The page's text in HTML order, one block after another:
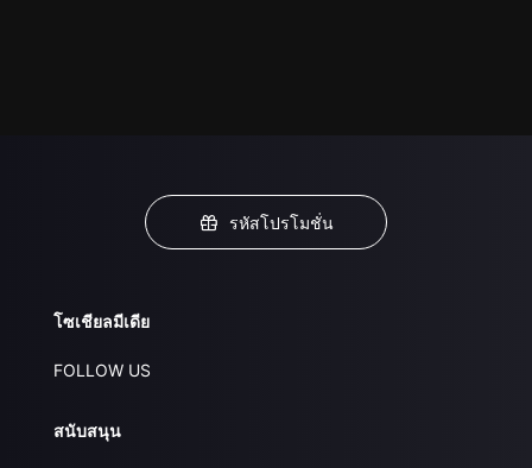
รหัสโปรโมชั่น
โซเชียลมีเดีย
FOLLOW US
สนับสนุน